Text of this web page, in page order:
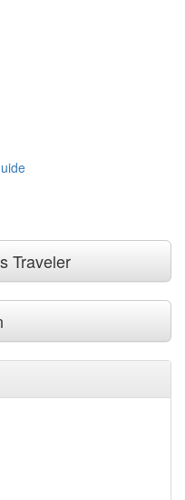
Traveler